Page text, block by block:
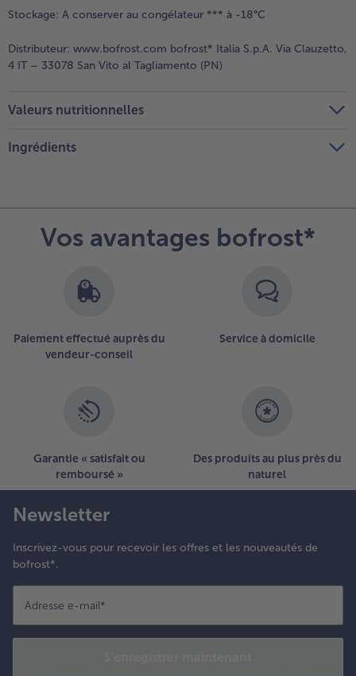
Stockage: A conserver au congélateur *** à -18°C
Distributeur: www.bofrost.com bofrost* Italia S.p.A. Via Clauzetto,
4 IT – 33078 San Vito al Tagliamento (PN)
Valeurs nutritionnelles
Ingrédients
Vos avantages bofrost*
Paiement effectué auprès du
vendeur-conseil
Service à domicile
Garantie « satisfait ou
remboursé »
Des produits au plus près du
naturel
Newsletter
Inscrivez-vous pour recevoir les offres et les nouveautés de
bofrost*.
Adresse e-mail*